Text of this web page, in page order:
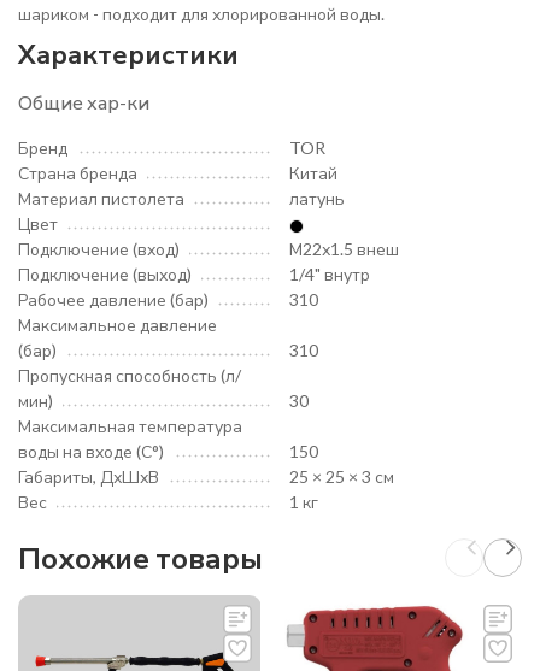
шариком - подходит для хлорированной воды.
Характеристики
Общие хар-ки
Бренд
TOR
Страна бренда
Китай
Материал пистолета
латунь
Цвет
Подключение (вход)
М22х1.5 внеш
Подключение (выход)
1/4" внутр
Рабочее давление (бар)
310
Максимальное давление
(бар)
310
Пропускная способность (л/
мин)
30
Максимальная температура
воды на входе (С°)
150
Габариты, ДхШхВ
25 × 25 × 3 см
Вес
1 кг
Похожие товары